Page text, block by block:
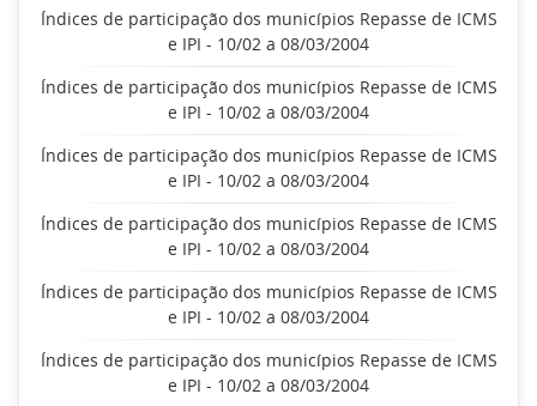
Índices de participação dos municípios Repasse de ICMS
e IPI - 10/02 a 08/03/2004
Índices de participação dos municípios Repasse de ICMS
e IPI - 10/02 a 08/03/2004
Índices de participação dos municípios Repasse de ICMS
e IPI - 10/02 a 08/03/2004
Índices de participação dos municípios Repasse de ICMS
e IPI - 10/02 a 08/03/2004
Índices de participação dos municípios Repasse de ICMS
e IPI - 10/02 a 08/03/2004
Índices de participação dos municípios Repasse de ICMS
e IPI - 10/02 a 08/03/2004